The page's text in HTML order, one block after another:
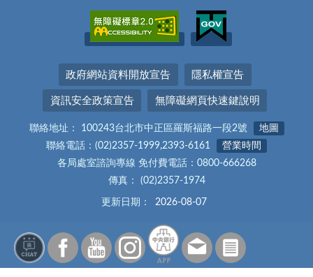
政府網站資料開放宣告 隱私權宣告
資訊安全政策宣告 無障礙網頁快速鍵說明
聯絡地址： 100243台北市中正區羅斯福路一段2號
地圖
聯絡電話：(02)2357-1999,2393-6161
營業時間
各局處室諮詢專線 免付費電話：0800-666268
傳真： (02)2357-1974
更新日期： 2026-08-07